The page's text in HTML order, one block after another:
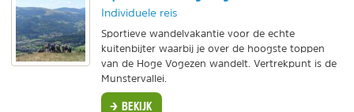
Individuele reis
Sportieve wandelvakantie voor de echte
kuitenbijter waarbij je over de hoogste toppen
van de Hoge Vogezen wandelt. Vertrekpunt is de
Munstervallei.
BEKIJK